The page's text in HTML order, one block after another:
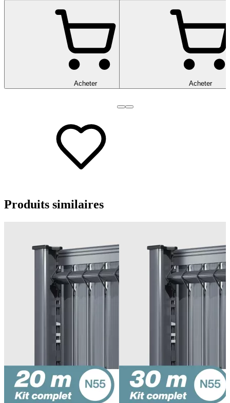
Acheter Acheter
Produits similaires